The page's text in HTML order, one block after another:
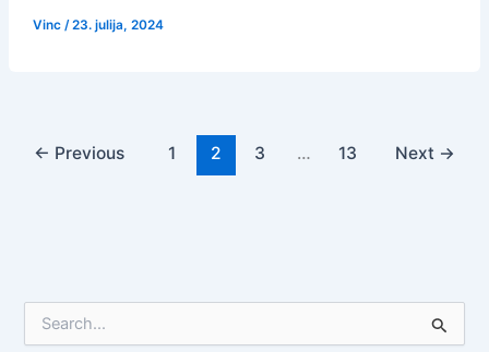
Vinc /23. julija, 2024
← Previous 1 2 3 … 13 Next →